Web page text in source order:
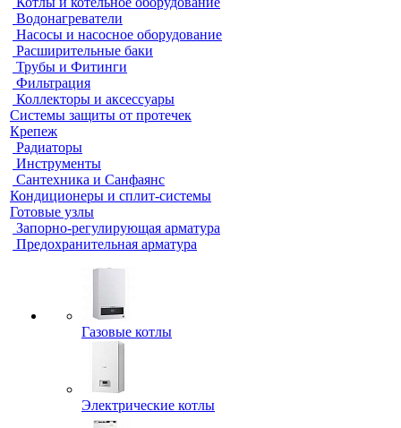
Водонагреватели
Насосы и насосное оборудование
Расширительные баки
Трубы и Фитинги
Фильтрация
Коллекторы и аксессуары
Системы защиты от протечек
Крепеж
Радиаторы
Инструменты
Сантехника и Санфаянс
Кондиционеры и сплит-системы
Готовые узлы
Запорно-регулирующая арматура
Предохранительная арматура
Газовые котлы
Электрические котлы